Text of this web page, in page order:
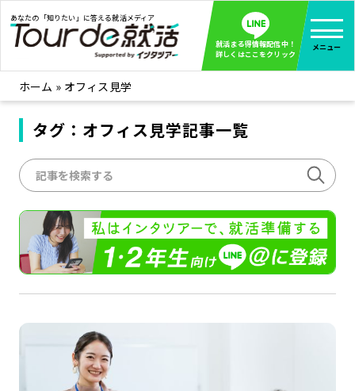
あなたの「知りたい」に答える就活メディア
就活まる得情報配信中！
詳しくはここをクリック
メニュー
就活ノウハウ 全て見る
企業まる見え！特捜部
みんなが知らない企業の裏側を徹底調査！
インタツアー活動レポ 全て見る
インタツアーを使ってどうだった？OBOG成功談
社会人インタビュー 全て見る
社会人になった今、就活を振り返ってみた
学生就活ブログ 全て見る
企業・業界研究はインタツアー
ホーム » オフィス見学
タグ：オフィス見学記事一覧